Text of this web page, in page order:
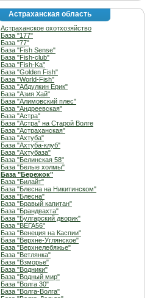
Астраханская область
Астраханское охотхозяйство
База "177"
База "77"
База "Fish Sense"
База "Fish-club"
База "Fish-Ka"
База "Golden Fish"
База "World-Fish"
База "Абдулкин Ерик"
База "Азия Хай"
База "Алимовский плес"
База "Андреевская"
База "Астра"
База "Астра" на Старой Волге
База "Астраханская"
База "Ахтуба"
База "Ахтуба-клуб"
База "Ахтубаза"
База "Белинская 58"
База "Белые холмы"
База "Бережок"
База "Билайт"
База "Блесна на Никитинском"
База "Блесна"
База "Бравый капитан"
База "Брандвахта"
База "Булгарский дворик"
База "ВЕГА56"
База "Венеция на Каспии"
База "Верхне-Углянское"
База "Верхнелебяжье"
База "Ветлянка"
База "Взморье"
База "Водники"
База "Водный мир"
База "Волга 30"
База "Волга-Волга"